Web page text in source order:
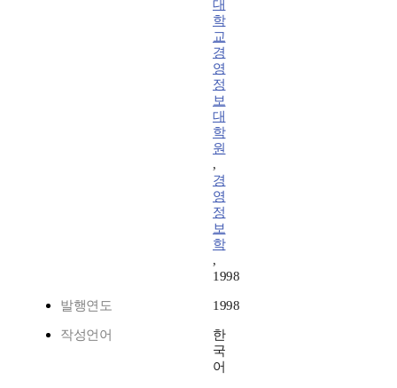
대
학
교
경
영
정
보
대
학
원
,
경
영
정
보
학
,
1998
발행연도 1998
작성언어
한
국
어